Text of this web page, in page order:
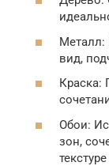
Металл:
вид,
Краска:
Обои:
зон,